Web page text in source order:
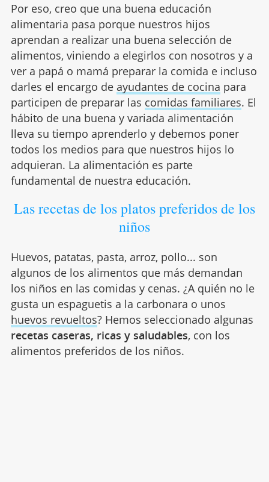
Por eso, creo que una buena educación
alimentaria pasa porque nuestros hijos
aprendan a realizar una buena selección de
alimentos, viniendo a elegirlos con nosotros y a
ver a papá o mamá preparar la comida e incluso
darles el encargo de ayudantes de cocina para
participen de preparar las comidas familiares. El
hábito de una buena y variada alimentación
lleva su tiempo aprenderlo y debemos poner
todos los medios para que nuestros hijos lo
adquieran. La alimentación es parte
fundamental de nuestra educación.
Las recetas de los platos preferidos de los
niños
Huevos, patatas, pasta, arroz, pollo... son
algunos de los alimentos que más demandan
los niños en las comidas y cenas. ¿A quién no le
gusta un espaguetis a la carbonara o unos
huevos revueltos? Hemos seleccionado algunas
recetas caseras, ricas y saludables, con los
alimentos preferidos de los niños.